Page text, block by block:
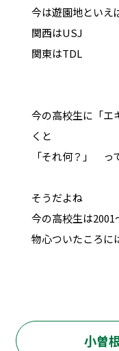
今は遊園地といえ
関西はUSJ
関東はTDL
今の高校生に「エ
くと
「それ何？」 っ
そうだよね
今の高校生は2001
物心ついたころ
小曽